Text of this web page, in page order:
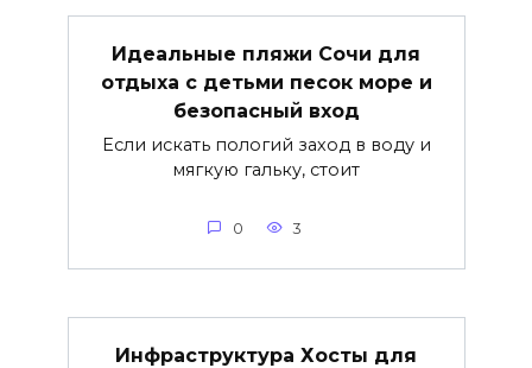
Идеальные пляжи Сочи для
отдыха с детьми песок море и
безопасный вход
Если искать пологий заход в воду и
мягкую гальку, стоит
0 3
Инфраструктура Хосты для